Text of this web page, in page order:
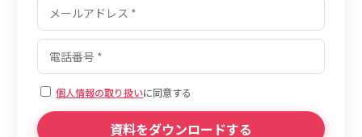
個人情報の取り扱いに同意する